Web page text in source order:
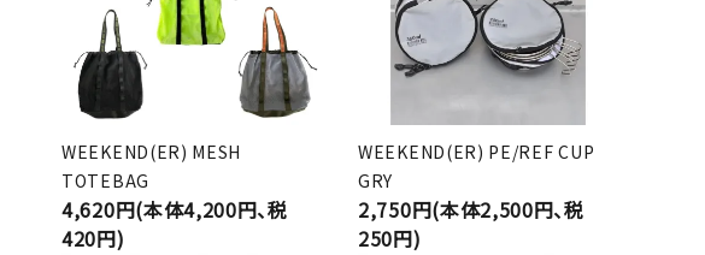
WEEKEND(ER) MESH
TOTEBAG
4,620円(本体4,200円、税
420円)
WEEKEND(ER) PE/REF CUP
GRY
2,750円(本体2,500円、税
250円)